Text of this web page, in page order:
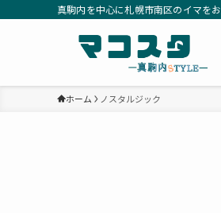
真駒内を中心に札幌市南区のイマをお
ホーム ノスタルジック